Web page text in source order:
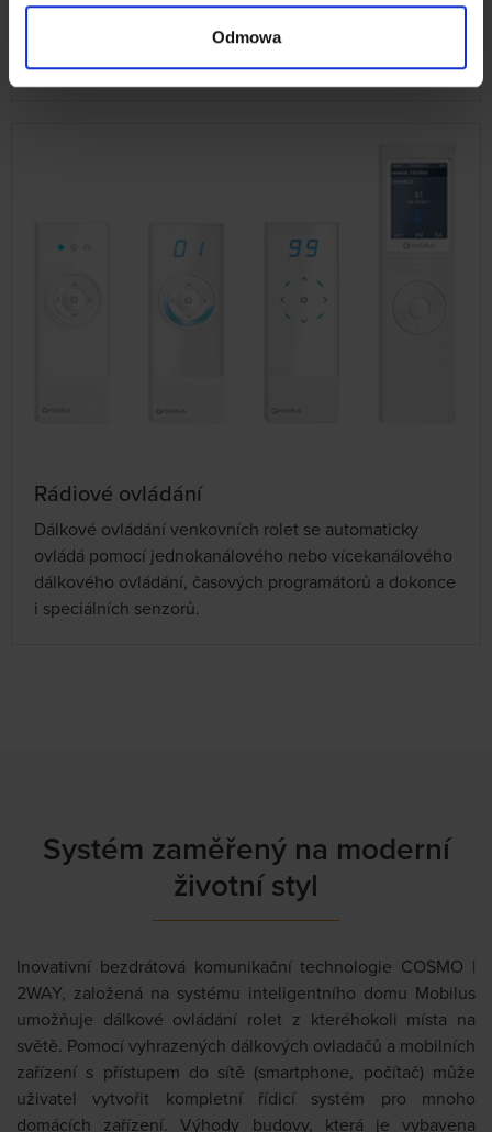
Odmowa
Kabelové ovládání předpokládá kontrolu rolety pomocí
spínače namontovaného na stěně: tlačítkový, otočný
nebo klíčový vypínač, jakož i časový ovladač.
Rádiové ovládání
Dálkové ovládání venkovních rolet se automaticky
ovládá pomocí jednokanálového nebo vícekanálového
dálkového ovládání, časových programátorů a dokonce
i speciálních senzorů.
Systém zaměřený na moderní
životní styl
Inovativní bezdrátová komunikační technologie COSMO |
2WAY, založená na systému inteligentního domu Mobilus
umožňuje dálkové ovládání rolet z kteréhokoli místa na
světě. Pomocí vyhrazených dálkových ovladačů a mobilních
zařízení s přístupem do sítě (smartphone, počítač) může
uživatel vytvořit kompletní řídicí systém pro mnoho
domácích zařízení. Výhody budovy, která je vybavena